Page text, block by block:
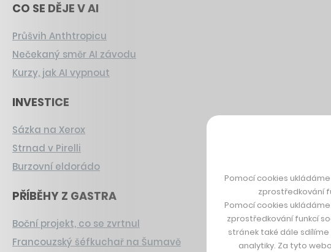
CO SE DĚJE V AI
Průšvih Anthtropicu
Nečekaný směr AI závodu
Kurzy, jak AI vypnout
INVESTICE
Sázka na Xerox
Strnad v Pirelli
Burzovní eldorádo
PŘÍBĚHY Z GASTRA
Boční projekt, co se zvrtnul
Francouzský šéfkuchař na Šumavě
Pomocí cookies
zprostředkování
Pomocí cookies
zprostředkování funkcí
stránek také dále
analytiky. Za tyto